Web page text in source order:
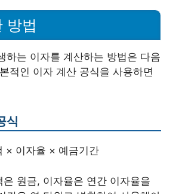
방법
하는 이자를 계산하는 방법은 다음
적인 이자 계산 공식을 사용하면
식
× 이자율 × 예금기간
은 원금, 이자율은 연간 이자율을